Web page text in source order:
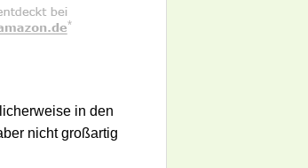
*
in den
nicht großartig